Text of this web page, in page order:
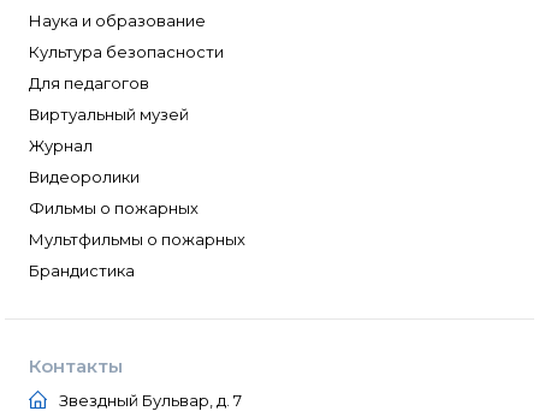
Наука и образование
Культура безопасности
Для педагогов
Виртуальный музей
Журнал
Видеоролики
Фильмы о пожарных
Мультфильмы о пожарных
Брандистика
Контакты
Звездный Бульвар, д. 7